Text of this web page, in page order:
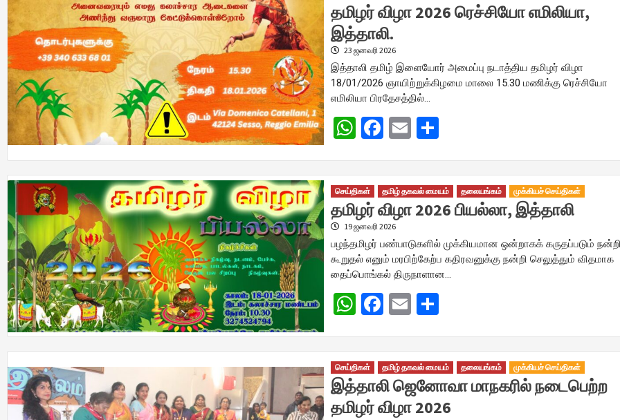
தமிழர் விழா 2026 ரெச்சியோ எமிலியா,
இத்தாலி.
23 ஜனவரி 2026
இத்தாலி தமிழ் இளையோர் அமைப்பு நடாத்திய தமிழர் விழா
18/01/2026 ஞாயிற்றுக்கிழமை மாலை 15.30 மணிக்கு ரெச்சியோ
எமிலியா பிரதேசத்தில்…
WhatsApp
Facebook
Email
செய்திகள் தமிழ் தகவல் மையம் தலையங்கம் முக்கியச் செய்திகள்
தமிழர் விழா 2026 பியல்லா, இத்தாலி
19 ஜனவரி 2026
பழந்தமிழர் பண்பாடுகளில் முக்கியமான ஒன்றாகக் கருதப்படும்
கூறுதல் எனும் மரபிற்கேற்ப கதிரவனுக்கு நன்றி செலுத்தும் விதமாக
தைப்பொங்கல் திருநாளான…
WhatsApp
Facebook
Email
செய்திகள் தமிழ் தகவல் மையம் தலையங்கம் முக்கியச் செய்திகள்
இத்தாலி ஜெனோவா மாநகரில் நடைபெற்ற
தமிழர் விழா 2026